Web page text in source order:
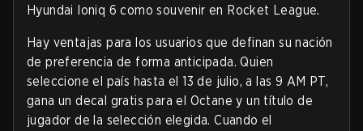
Hyundai Ioniq 6 como souvenir en Rocket League.
Hay ventajas para los usuarios que definan su nación
de preferencia de forma anticipada. Quien
seleccione el país hasta el 13 de julio, a las 9 AM PT,
gana un decal gratis para el Octane y un título de
jugador de la selección elegida. Cuando el